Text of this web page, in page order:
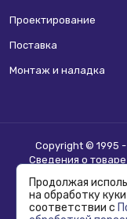
Проектирование
Поставка
Монтаж и наладка
Copyright © 1995
Сведения о
Информацию о
товара и условиях
Продолжая
на обработку
соответствии с